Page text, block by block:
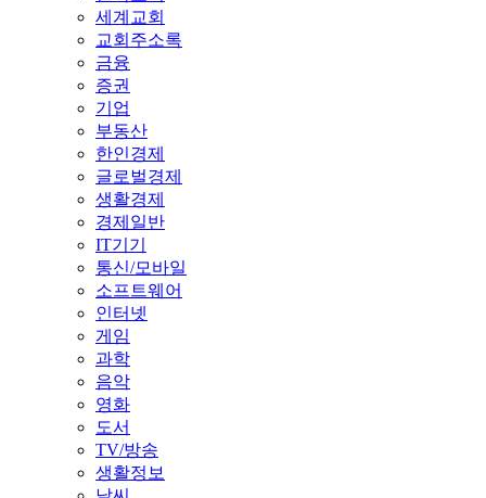
세계교회
교회주소록
금융
증권
기업
부동산
한인경제
글로벌경제
생활경제
경제일반
IT기기
통신/모바일
소프트웨어
인터넷
게임
과학
음악
영화
도서
TV/방송
생활정보